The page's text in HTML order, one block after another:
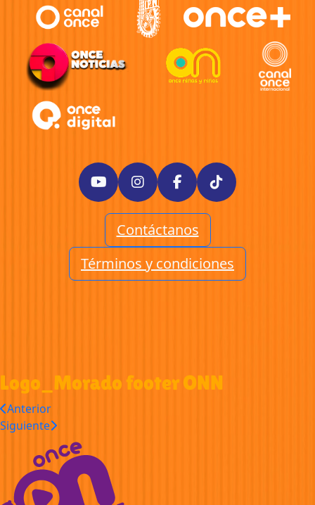
Contáctanos
Términos y condiciones
Logo_Morado footer ONN
Anterior
Siguiente